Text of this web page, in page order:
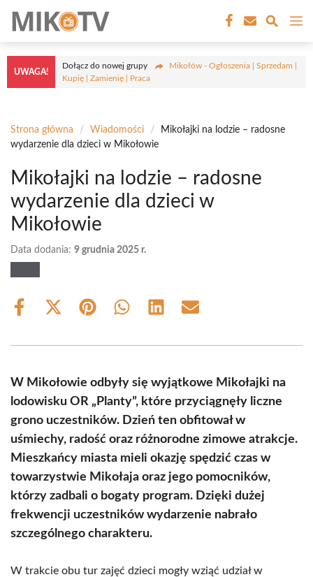
treści
UWAGA!
Dołącz do nowej grupy
Mikołów - Ogłoszenia | Sprzedam |
Kupię | Zamienię | Praca
Strona główna / Wiadomości /
Mikołajki na lodzie – radosne
wydarzenie dla dzieci w Mikołowie
Mikołajki na lodzie – radosne
wydarzenie dla dzieci w
Mikołowie
Data dodania: 9 grudnia 2025 r.
Share
Share
(Twitter)
Share Share Share Share
W Mikołowie odbyły się wyjątkowe Mikołajki na
lodowisku OR „Planty”, które przyciągnęły liczne
grono uczestników. Dzień ten obfitował w
uśmiechy, radość oraz różnorodne zimowe atrakcje.
Mieszkańcy miasta mieli okazję spędzić czas w
towarzystwie Mikołaja oraz jego pomocników,
którzy zadbali o bogaty program. Dzięki dużej
frekwencji uczestników wydarzenie nabrało
szczególnego charakteru.
W trakcie obu tur zajęć dzieci mogły wziąć udział w